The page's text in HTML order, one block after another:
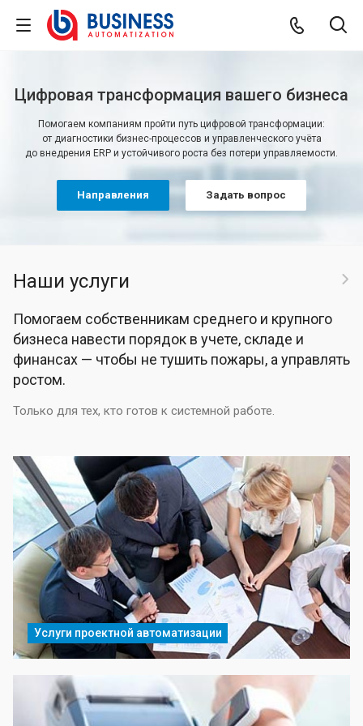
Цифровая трансформация вашего бизнеса
Помогаем компаниям пройти путь цифровой трансформации:
от диагностики бизнес-процессов и управленческого учёта
до внедрения ERP и устойчивого роста без потери управляемости.
Направления Задать вопрос
Наши услуги
Помогаем собственникам среднего и крупного
бизнеса навести порядок в учете, складе и
финансах — чтобы не тушить пожары, а управлять
ростом.
Только для тех, кто готов к системной работе.
Услуги проектной автоматизации